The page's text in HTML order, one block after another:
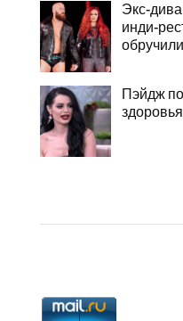
Экс-
инди-
Пэйдж
здоровья